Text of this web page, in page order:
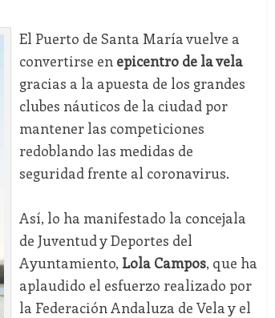
El Puerto de Santa María vuelve a
convertirse en epicentro de la vela
gracias a la apuesta de los grandes
clubes náuticos de la ciudad por
mantener las competiciones
redoblando las medidas de
seguridad frente al coronavirus.
Así, lo ha manifestado la concejala
de Juventud y Deportes del
Ayuntamiento, Lola Campos, que ha
aplaudido el esfuerzo realizado por
la Federación Andaluza de Vela y el